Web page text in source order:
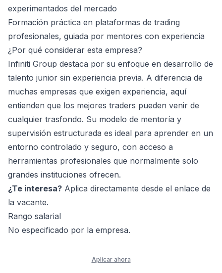
experimentados del mercado
Formación práctica en plataformas de trading
profesionales, guiada por mentores con experiencia
¿Por qué considerar esta empresa?
Infiniti Group destaca por su enfoque en desarrollo de
talento junior sin experiencia previa. A diferencia de
muchas empresas que exigen experiencia, aquí
entienden que los mejores traders pueden venir de
cualquier trasfondo. Su modelo de mentoría y
supervisión estructurada es ideal para aprender en un
entorno controlado y seguro, con acceso a
herramientas profesionales que normalmente solo
grandes instituciones ofrecen.
¿Te interesa? Aplica directamente desde el enlace de
la vacante.
Rango salarial
No especificado por la empresa.
Aplicar ahora